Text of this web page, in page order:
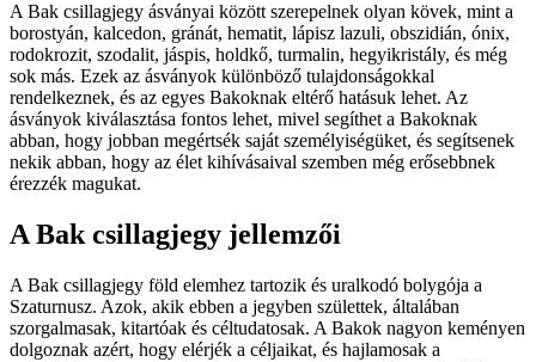
A Bak csillagjegy ásványai között szerepelnek olyan kövek, mint a
borostyán, kalcedon, gránát, hematit, lápisz lazuli, obszidián, ónix,
rodokrozit, szodalit, jáspis, holdkő, turmalin, hegyikristály, és még
sok más. Ezek az ásványok különböző tulajdonságokkal
rendelkeznek, és az egyes Bakoknak eltérő hatásuk lehet. Az
ásványok kiválasztása fontos lehet, mivel segíthet a Bakoknak
abban, hogy jobban megértsék saját személyiségüket, és segítsenek
nekik abban, hogy az élet kihívásaival szemben még erősebbnek
érezzék magukat.
A Bak csillagjegy jellemzői
A Bak csillagjegy föld elemhez tartozik és uralkodó bolygója a
Szaturnusz. Azok, akik ebben a jegyben születtek, általában
szorgalmasak, kitartóak és céltudatosak. A Bakok nagyon keményen
dolgoznak azért, hogy elérjék a céljaikat, és hajlamosak a